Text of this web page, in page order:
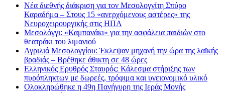
Νέα διεθνής διάκριση για τον Μεσολογγίτη Σπύρο
Καραδήμα – Στους 15 «ανερχόμενους αστέρες» της
Νευροχειρουργικής στις ΗΠΑ
Μεσολόγγι: «Καμπανάκι» για την ασφάλεια παιδιών στο
θεατράκι του λιμανιού
Αγριλιά Μεσολογγίου: Έκλεψαν μηχανή την ώρα της λαϊκής
βραδιάς – Βρέθηκε άθικτη σε 48 ώρες
Ελληνικός Ερυθρός Σταυρός: Κάλεσμα στήριξης των
πυρόπληκτων με δωρεές, τρόφιμα και υγειονομικό υλικό
Ολοκληρώθηκε η 49η Πανήγυρη της Ιεράς Μονής